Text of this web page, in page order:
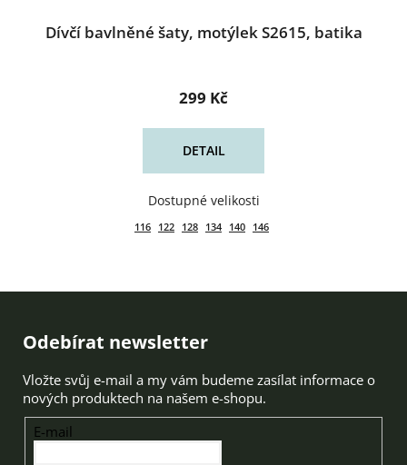
Dívčí bavlněné šaty, motýlek S2615, batika
299 Kč
DETAIL
116 122 128 134 140 146
Zápatí
Odebírat newsletter
Vložte svůj e-mail a my vám budeme zasílat informace o
nových produktech na našem e-shopu.
E-mail